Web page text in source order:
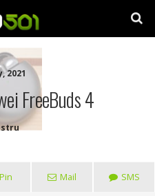
2021
FreeBuds 4
Pin Mail SMS